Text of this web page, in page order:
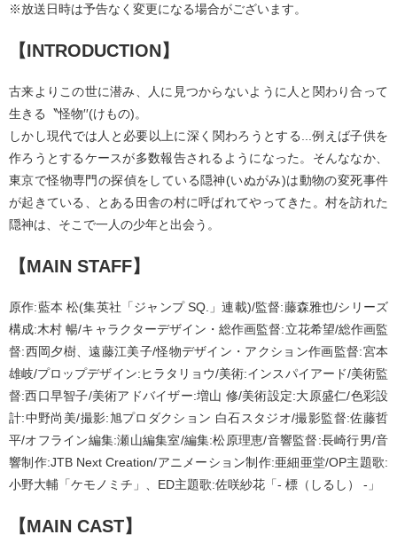
※放送日時は予告なく変更になる場合がございます。
【INTRODUCTION】
古来よりこの世に潜み、人に見つからないように人と関わり合って
生きる〝怪物′′(けもの)。
しかし現代では人と必要以上に深く関わろうとする...例えば子供を
作ろうとするケースが多数報告されるようになった。そんななか、
東京で怪物専門の探偵をしている隠神(いぬがみ)は動物の変死事件
が起きている、とある田舎の村に呼ばれてやってきた。村を訪れた
隠神は、そこで一人の少年と出会う。
【MAIN STAFF】
原作:藍本 松(集英社「ジャンプ SQ.」連載)/監督:藤森雅也/シリーズ
構成:木村 暢/キャラクターデザイン・総作画監督:立花希望/総作画監
督:西岡夕樹、遠藤江美子/怪物デザイン・アクション作画監督:宮本
雄岐/プロップデザイン:ヒラタリョウ/美術:インスパイアード/美術監
督:西口早智子/美術アドバイザー:増山 修/美術設定:大原盛仁/色彩設
計:中野尚美/撮影:旭プロダクション 白石スタジオ/撮影監督:佐藤哲
平/オフライン編集:瀬山編集室/編集:松原理恵/音響監督:長崎行男/音
響制作:JTB Next Creation/アニメーション制作:亜細亜堂/OP主題歌:
小野大輔「ケモノミチ」、ED主題歌:佐咲紗花「- 標（しるし） -」
【MAIN CAST】